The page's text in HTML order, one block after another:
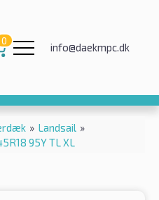
0
info@daekmpc.dk
» Landsail »
95Y TL XL